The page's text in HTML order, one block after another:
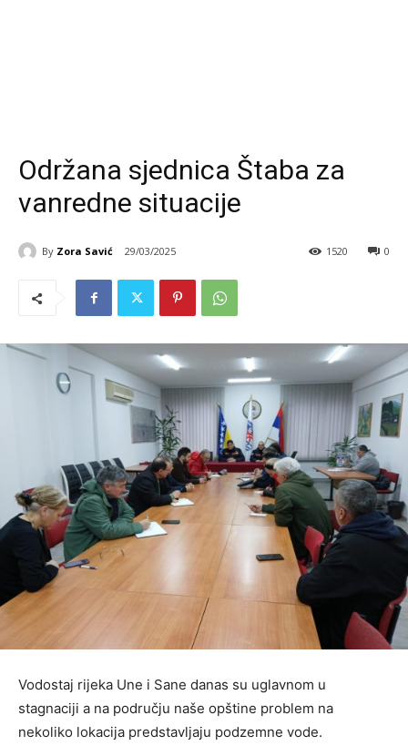
Održana sjednica Štaba za
vanredne situacije
By Zora Savić 29/03/2025 0
1520
Vodostaj rijeka Une i Sane danas su uglavnom u
stagnaciji a na području naše opštine problem na
nekoliko lokacija predstavlјaju podzemne vode.